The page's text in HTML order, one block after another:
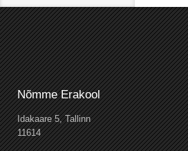
Nõmme Erakool
Idakaare 5, Tallinn
11614